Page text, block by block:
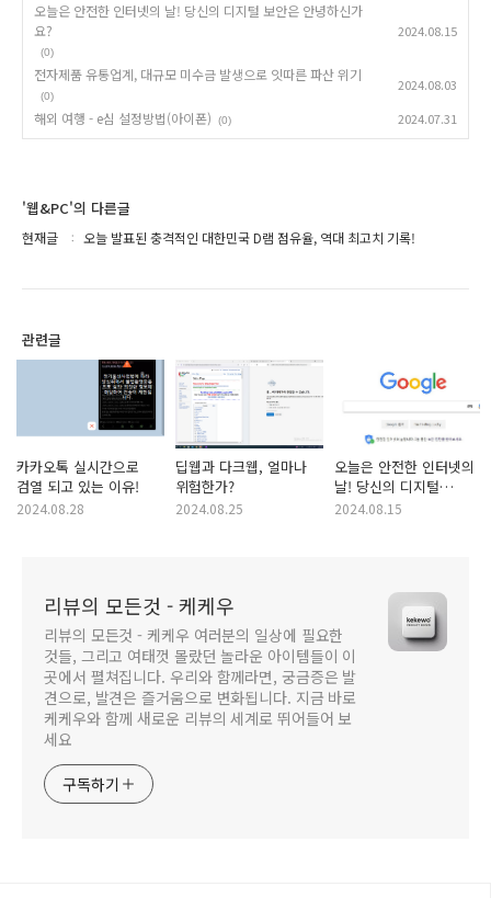
오늘은 안전한 인터넷의 날! 당신의 디지털 보안은 안녕하신가
요?
(0)
2024.08.15
전자제품 유통업계, 대규모 미수금 발생으로 잇따른 파산 위기
(0)
2024.08.03
해외 여행 - e심 설정방법(아이폰) (0) 2024.07.31
'웹&PC'의 다른글
현재글 오늘 발표된 충격적인 대한민국 D램 점유율, 역대 최고치 기록!
관련글
카카오톡 실시간으로
검열 되고 있는 이유!
2024.08.28
딥웹과 다크웹, 얼마나
위험한가?
2024.08.25
오늘은 안전한 인터넷의
날! 당신의 디지털
보안은 안녕하신가요?
2024.08.15
리뷰의 모든것 - 케케우
리뷰의 모든것 - 케케우 여러분의 일상에 필요한
것들, 그리고 여태껏 몰랐던 놀라운 아이템들이 이
곳에서 펼쳐집니다. 우리와 함께라면, 궁금증은 발
견으로, 발견은 즐거움으로 변화됩니다. 지금 바로
케케우와 함께 새로운 리뷰의 세계로 뛰어들어 보
세요
구독하기